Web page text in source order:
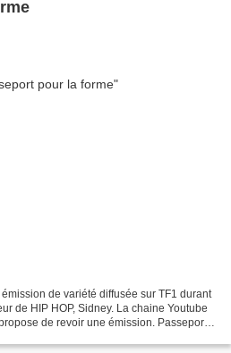
de variété diffusée sur TF1 durant
de HIP HOP, Sidney. La chaine Youtube
de revoir une émission. Passeport